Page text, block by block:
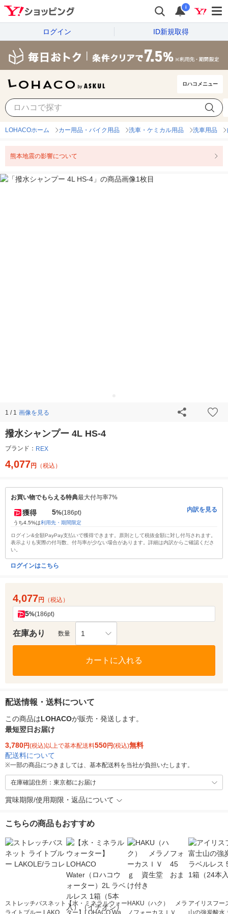
i
ログイン ID新規取得
ロハコメニュー
LOHACOホーム カー用品・バイク用品 洗車・ケミカル用品 洗車用品
熊本地震の影響について
1 / 1 画像を見る
撥水シャンプー 4L HS-4
ブランド： REX
4,077円 （税込）
お買い物でもらえる特典最大付与率7%
獲得 5%(186pt)
うち4.5%は利用先・期間限定
内訳を見る
ログイン&全額PayPay支払いで獲得できます。原則として税抜金額に対し付与されます。
表示よりも実際の付与数、付与率が少ない場合があります。詳細は内訳からご確認くださ
い。
ログインはこちら
4,077円 （税込）
5%(186pt)
在庫あり 数量 1
カートに入れる
配送情報・送料について
この商品はLOHACOが販売・発送します。
最短翌日お届け
3,780円(税込)以上で基本配送料550円(税込)無料
配送料について
※一部の商品につきましては、基本配送料を当社が負担いたします。
在庫確認住所：東京都にお届け
賞味期限/使用期限・返品について
こちらの商品もおすすめ
ストレッチバスネット 【水・ミネラルウォー HAKU（ハク） メラ アイリスフー